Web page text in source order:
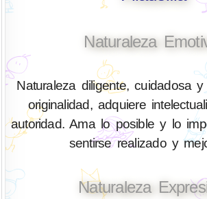
Naturaleza
Naturaleza diligente, cuidadosa
originalidad, adquiere
autoridad. Ama lo posible y lo
sentirse realizado y
Naturaleza